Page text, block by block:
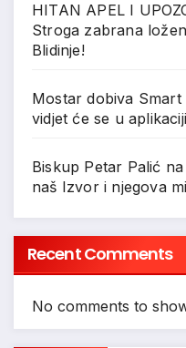
HITAN APEL I
Stroga zabrana
Blidinje!
Mostar dobiva
vidjet će se u aplikaciji
Biskup Petar Palić
naš Izvor i njegova
Recent Comments
No comments to